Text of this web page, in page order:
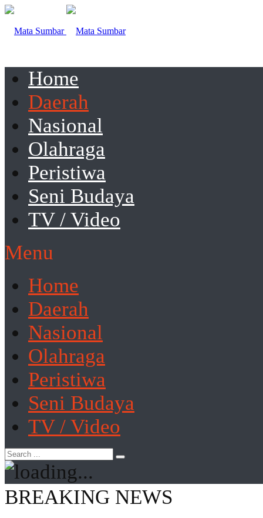
Home
Daerah
Nasional
Olahraga
Peristiwa
Seni Budaya
TV / Video
Menu
Home
Daerah
Nasional
Olahraga
Peristiwa
Seni Budaya
TV / Video
BREAKING NEWS